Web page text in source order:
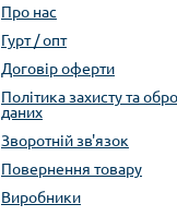
Про нас
Гурт / опт
Договір оферти
Політика захисту та
даних
Зворотній зв'язок
Повернення товару
Виробники